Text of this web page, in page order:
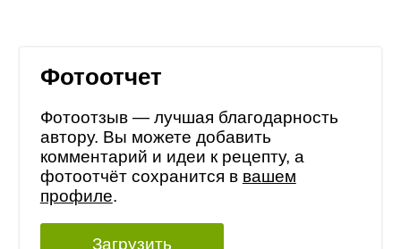
Фотоотчет
Фотоотзыв — лучшая благодарность
автору. Вы можете добавить
комментарий и идеи к рецепту, а
фотоотчёт сохранится в вашем
профиле.
Загрузить